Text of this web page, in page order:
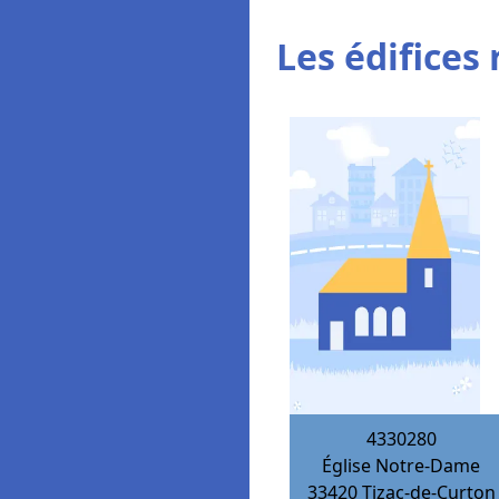
Les édifices
4330280
Église Notre-Dame
33420 Tizac-de-Curton